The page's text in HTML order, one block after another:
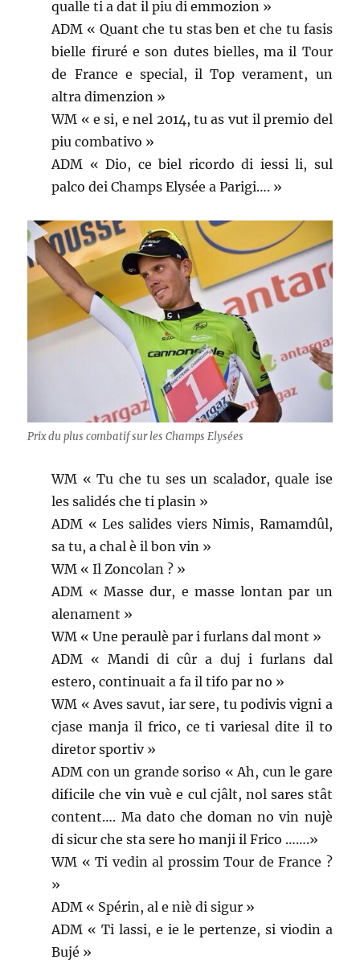
qualle ti a dat il piu di emmozion »
ADM « Quant che tu stas ben et che tu fasis
bielle firuré e son dutes bielles, ma il Tour
de France e special, il Top verament, un
altra dimenzion »
WM « e si, e nel 2014, tu as vut il premio del
piu combativo »
ADM « Dio, ce biel ricordo di iessi li, sul
palco dei Champs Elysée a Parigi…. »
Prix du plus combatif sur les Champs Elysées
WM « Tu che tu ses un scalador, quale ise
les salidés che ti plasin »
ADM « Les salides viers Nimis, Ramamdûl,
sa tu, a chal è il bon vin »
WM « Il Zoncolan ? »
ADM « Masse dur, e masse lontan par un
alenament »
WM « Une peraulè par i furlans dal mont »
ADM « Mandi di cûr a duj i furlans dal
estero, continuait a fa il tifo par no »
WM « Aves savut, iar sere, tu podivis vigni a
cjase manja il frico, ce ti variesal dite il to
diretor sportiv »
ADM con un grande soriso « Ah, cun le gare
dificile che vin vuè e cul cjâlt, nol sares stât
content…. Ma dato che doman no vin nujè
di sicur che sta sere ho manji il Frico …….»
WM « Ti vedin al prossim Tour de France ?
»
ADM « Spérin, al e niè di sigur »
ADM « Ti lassi, e ie le pertenze, si viodin a
Bujé »